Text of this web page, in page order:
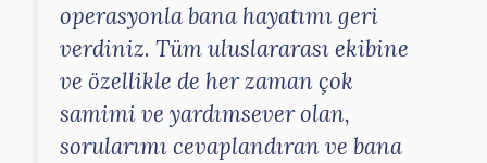
operasyonla bana hayatımı geri
verdiniz. Tüm uluslararası ekibine
ve özellikle de her zaman çok
samimi ve yardımsever olan,
sorularımı cevaplandıran ve bana